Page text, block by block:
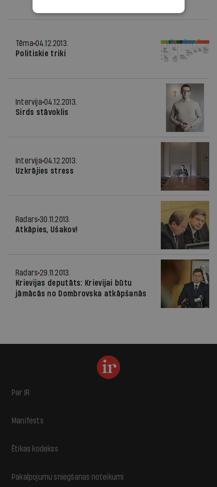
Tēma 04.12.2013.
Politiskie triki
Intervija 04.12.2013.
Sirds stāvoklis
Intervija 04.12.2013.
Uzkrājies stress
Radars 30.11.2013.
Atkāpies, Ušakov!
Radars 29.11.2013.
Krievijas deputāts: Krievijai būtu
jāmācās no Dombrovska atkāpšanās
Par IR
Manifests
Ētikas kodekss
Pakalpojumu sniegšanas noteikumi